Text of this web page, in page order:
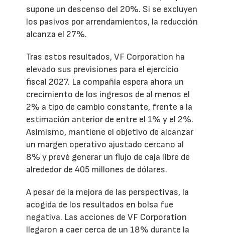
supone un descenso del 20%. Si se excluyen
los pasivos por arrendamientos, la reducción
alcanza el 27%.
Tras estos resultados, VF Corporation ha
elevado sus previsiones para el ejercicio
fiscal 2027. La compañía espera ahora un
crecimiento de los ingresos de al menos el
2% a tipo de cambio constante, frente a la
estimación anterior de entre el 1% y el 2%.
Asimismo, mantiene el objetivo de alcanzar
un margen operativo ajustado cercano al
8% y prevé generar un flujo de caja libre de
alrededor de 405 millones de dólares.
A pesar de la mejora de las perspectivas, la
acogida de los resultados en bolsa fue
negativa. Las acciones de VF Corporation
llegaron a caer cerca de un 18% durante la